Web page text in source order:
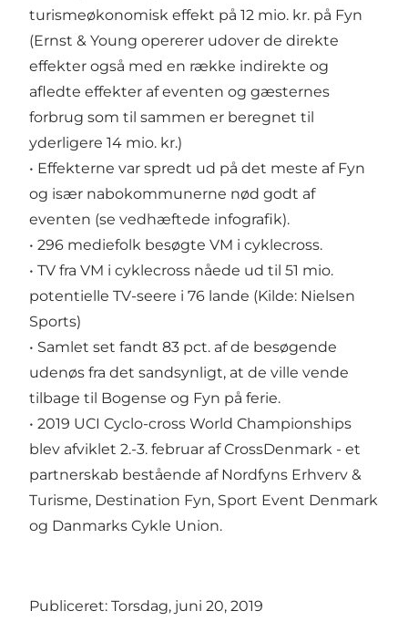
turismeøkonomisk effekt på 12 mio. kr. på Fyn
(Ernst & Young opererer udover de direkte
effekter også med en række indirekte og
afledte effekter af eventen og gæsternes
forbrug som til sammen er beregnet til
yderligere 14 mio. kr.)
• Effekterne var spredt ud på det meste af Fyn
og især nabokommunerne nød godt af
eventen (se vedhæftede infografik).
• 296 mediefolk besøgte VM i cyklecross.
• TV fra VM i cyklecross nåede ud til 51 mio.
potentielle TV-seere i 76 lande (Kilde: Nielsen
Sports)
• Samlet set fandt 83 pct. af de besøgende
udenøs fra det sandsynligt, at de ville vende
tilbage til Bogense og Fyn på ferie.
• 2019 UCI Cyclo-cross World Championships
blev afviklet 2.-3. februar af CrossDenmark - et
partnerskab bestående af Nordfyns Erhverv &
Turisme, Destination Fyn, Sport Event Denmark
og Danmarks Cykle Union.
Publiceret: Torsdag, juni 20, 2019